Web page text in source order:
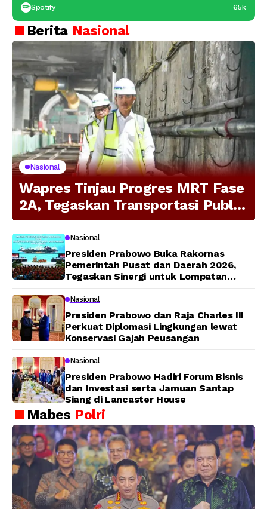
Spotify 65k
Berita Nasional
Nasional
Wapres Tinjau Progres MRT Fase
2A, Tegaskan Transportasi Publik
Modern Jadi Prioritas Nasional
Nasional
Presiden Prabowo Buka Rakornas
Pemerintah Pusat dan Daerah 2026,
Tegaskan Sinergi untuk Lompatan
Nasional
Presiden Prabowo dan Raja Charles III
Perkuat Diplomasi Lingkungan lewat
Konservasi Gajah Peusangan
Nasional
Presiden Prabowo Hadiri Forum Bisnis
dan Investasi serta Jamuan Santap
Siang di Lancaster House
Mabes Polri